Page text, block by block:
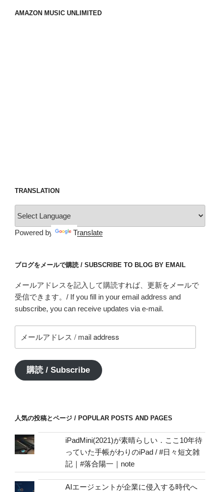
AMAZON MUSIC UNLIMITED
TRANSLATION
Powered by Translate
ブログをメールで購読 / SUBSCRIBE TO BLOG BY EMAIL
メールアドレスを記入して購読すれば、更新をメールで
受信できます。/ If you fill in your email address and
subscribe, you can receive updates via e-mail.
ー
ア
ド
address
購読 / Subscribe
人気の投稿とページ / POPULAR POSTS AND PAGES
iPadMini(2021)が素晴らしい．ここ10年待
っていた手帳がわりのiPad / #日々短文雑
記｜#落合陽一｜note
AIエージェントが企業に侵入する時代へ